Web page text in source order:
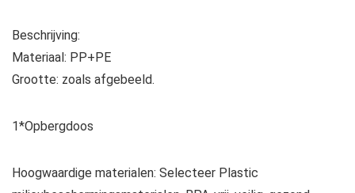
Beschrijving:
Materiaal: PP+PE
Grootte: zoals afgebeeld.
1*Opbergdoos
Hoogwaardige materialen: Selecteer Plastic